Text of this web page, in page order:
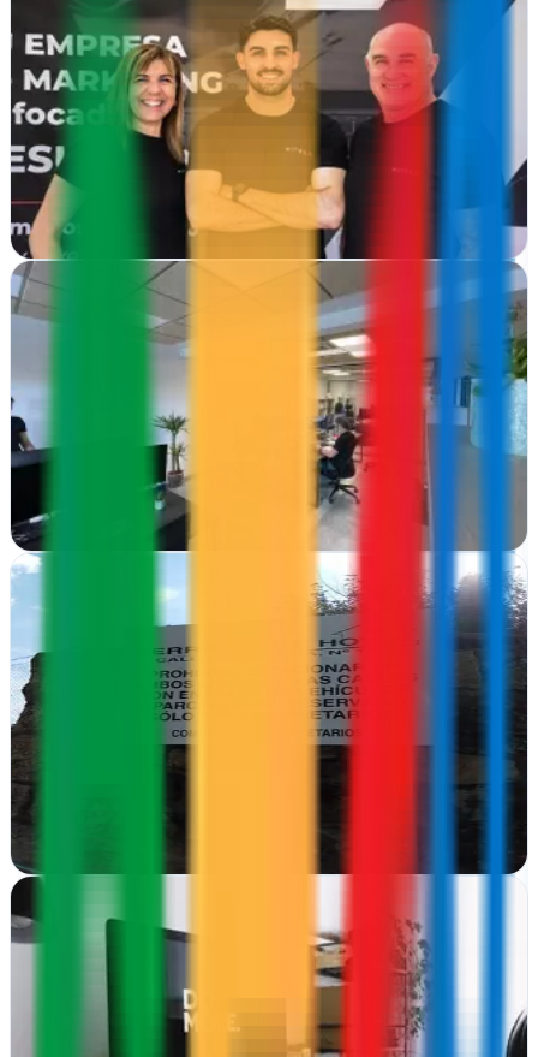
Verificada
Viladecans, Barcelona
Desde Viladecans, Nivel Z impulsa tu presencia online con diseño
web, hosting y estrategia de marketing integral para empresas que
buscan crecer en…
Ver ficha
Seotek Marketing Digital, SL
Seotek impulsa marcas en Bilbao con soluciones web y publicidad
Ver ficha
WEB-CREATIVO
Verificada
Collado Villalba, Madrid
En Collado Villalba crean webs y estrategias digitales desde cero.
Hosting, marketing online y consultoría para empresas que quieren
crecer en internet
Ver ficha
'+CW Mas Conversiones WEB | Agencia de
Marketing Digital | Desarrollo WEB | Publicidad
San Lorenzo de El Escorial, Madrid